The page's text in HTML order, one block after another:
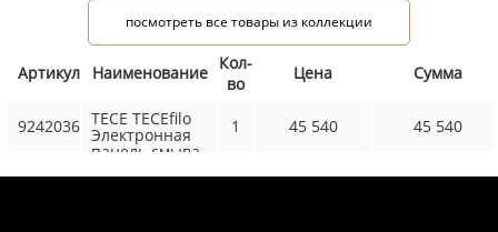
посмотреть все товары из коллекции
Артикул Наименование
Кол-
во
Цена Сумма
9242036 TECE TECEfilo
Электронная
панель смыва
1 45 540 45 540